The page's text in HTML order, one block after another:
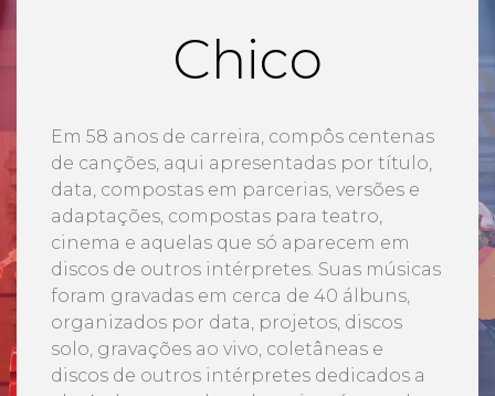
Chico
Em 58 anos de carreira, compôs centenas
de canções, aqui apresentadas por título,
data, compostas em parcerias, versões e
adaptações, compostas para teatro,
cinema e aquelas que só aparecem em
discos de outros intérpretes. Suas músicas
foram gravadas em cerca de 40 álbuns,
organizados por data, projetos, discos
solo, gravações ao vivo, coletâneas e
discos de outros intérpretes dedicados a